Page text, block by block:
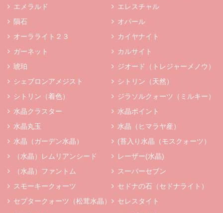
エメラルド
エレスチャル
隕石
オパール
オーラライト２３
カイヤナイト
ガーネット
カルサイト
琥珀
ジオード（トレジャーメノウ）
シェブロンアメジスト
シトリン（天然）
シトリン（着色）
ジラソルクォーツ（ミルキー）
水晶クラスター
水晶ポイント
水晶丸玉
水晶（ヒマラヤ産）
水晶（ガーデン水晶）
(苔入り水晶（モスクォーツ）
（水晶）レムリアンシード
レーザー(水晶)
（水晶）ファントム
スーパーセブン
スモーキークォーツ
セドナの石（セドナライト）
セプタークォーツ（松茸水晶）
セレスタイト